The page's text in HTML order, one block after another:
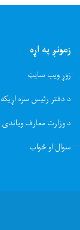
زمونږ په اړه
زوړ ویب سایټ
د دفتر رئیس سره اړیکه
د وزارت معارف ویاندی
سوال او ځواب